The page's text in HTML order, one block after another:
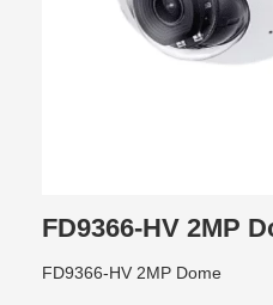
FD9366-HV 2MP
FD9366-HV 2MP Dome